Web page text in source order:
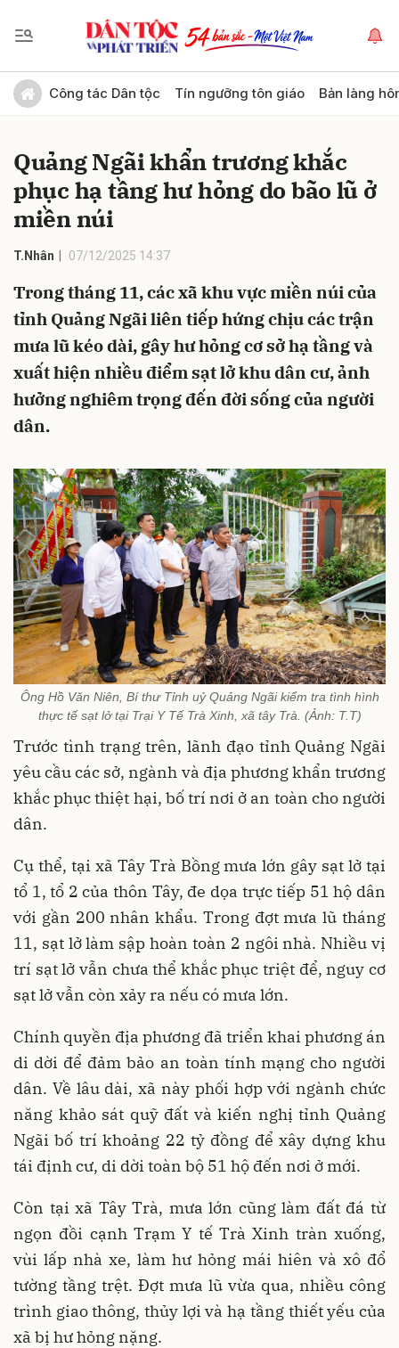
Công tác Dân tộc Tín ngưỡng tôn giáo Bản làng
Quảng Ngãi khẩn trương khắc
phục hạ tầng hư hỏng do bão lũ ở
miền núi
T.Nhân 07/12/2025 14:37
Trong tháng 11, các xã khu vực miền núi của
tỉnh Quảng Ngãi liên tiếp hứng chịu các trận
mưa lũ kéo dài, gây hư hỏng cơ sở hạ tầng và
xuất hiện nhiều điểm sạt lở khu dân cư, ảnh
hưởng nghiêm trọng đến đời sống của người
dân.
Ông Hồ Văn Niên, Bí thư Tỉnh uỷ Quảng Ngãi kiểm tra tình hình
thực tế sạt lở tại Trại Y Tế Trà Xinh, xã tây Trà. (Ảnh: T.T)
Trước tình trạng trên, lãnh đạo tỉnh Quảng Ngãi
yêu cầu các sở, ngành và địa phương khẩn trương
khắc phục thiệt hại, bố trí nơi ở an toàn cho người
dân.
Cụ thể, tại xã Tây Trà Bồng mưa lớn gây sạt lở tại
tổ 1, tổ 2 của thôn Tây, đe dọa trực tiếp 51 hộ dân
với gần 200 nhân khẩu. Trong đợt mưa lũ tháng
11, sạt lở làm sập hoàn toàn 2 ngôi nhà. Nhiều vị
trí sạt lở vẫn chưa thể khắc phục triệt để, nguy cơ
sạt lở vẫn còn xảy ra nếu có mưa lớn.
Chính quyền địa phương đã triển khai phương án
di dời để đảm bảo an toàn tính mạng cho người
dân. Về lâu dài, xã này phối hợp với ngành chức
năng khảo sát quỹ đất và kiến nghị tỉnh Quảng
Ngãi bố trí khoảng 22 tỷ đồng để xây dựng khu
tái định cư, di dời toàn bộ 51 hộ đến nơi ở mới.
Còn tại xã Tây Trà, mưa lớn cũng làm đất đá từ
ngọn đồi cạnh Trạm Y tế Trà Xinh tràn xuống,
vùi lấp nhà xe, làm hư hỏng mái hiên và xô đổ
tường tầng trệt. Đợt mưa lũ vừa qua, nhiều công
trình giao thông, thủy lợi và hạ tầng thiết yếu của
xã bị hư hỏng nặng.
Gửi bình luận